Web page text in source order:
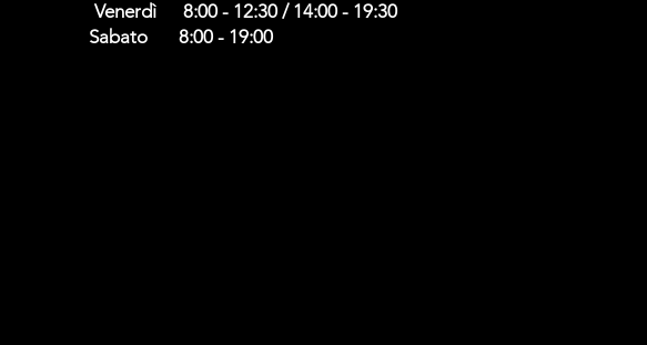
Venerdì 8:00 - 12:30 / 14:00 - 19:30
Sabato 8:00 - 19:00